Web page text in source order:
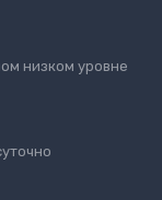
низком уровне